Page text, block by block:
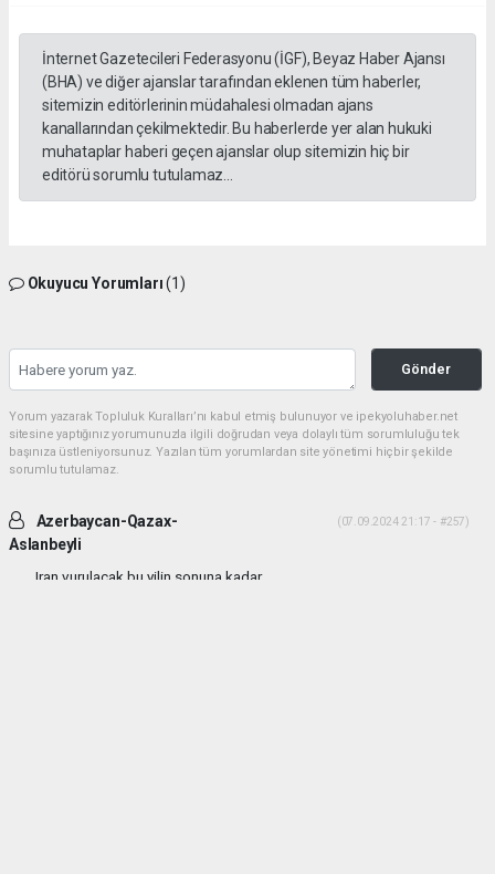
İnternet Gazetecileri Federasyonu (İGF), Beyaz Haber Ajansı
(BHA) ve diğer ajanslar tarafından eklenen tüm haberler,
sitemizin editörlerinin müdahalesi olmadan ajans
kanallarından çekilmektedir. Bu haberlerde yer alan hukuki
muhataplar haberi geçen ajanslar olup sitemizin hiç bir
editörü sorumlu tutulamaz...
Okuyucu Yorumları(1)
Gönder
Yorum yazarak Topluluk Kuralları’nı kabul etmiş bulunuyor ve ipekyoluhaber.net
sitesine yaptığınız yorumunuzla ilgili doğrudan veya dolaylı tüm sorumluluğu tek
başınıza üstleniyorsunuz. Yazılan tüm yorumlardan site yönetimi hiçbir şekilde
sorumlu tutulamaz.
Azerbaycan-Qazax-
Aslanbeyli
(07.09.2024 21:17 - #257)
Iran vurulacak bu yilin sonuna kadar...